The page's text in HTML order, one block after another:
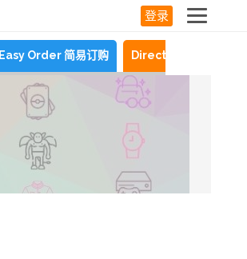
登录
Easy Order 简易订购 Direct Shopping